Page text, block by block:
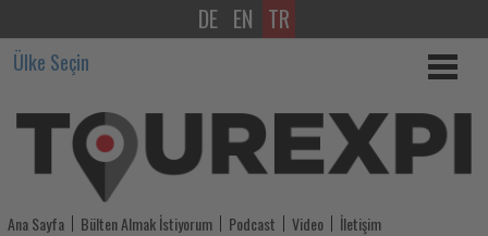
9ncu
İda
Ultra
Maratonu
başlıyor
DE EN TR
Ülke Seçin
Ana Sayfa Bülten Almak İstiyorum Podcast Video İletişim